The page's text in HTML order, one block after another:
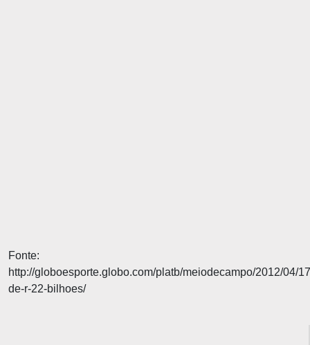
Fonte:
http://globoesporte.globo.com/platb/meiodecampo/2012/04/
de-r-22-bilhoes/